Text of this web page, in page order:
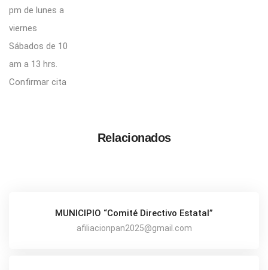
pm de lunes a
viernes
Sábados de 10
am a 13 hrs.
Confirmar cita
Relacionados
MUNICIPIO “Comité Directivo Estatal”
afiliacionpan2025@gmail.com